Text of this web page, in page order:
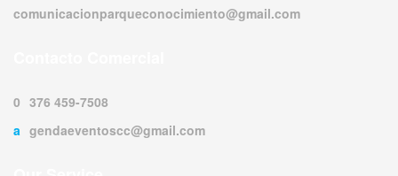
comunicacionparqueconocimiento@gmail.com
0376 459-7508
agendaeventoscc@gmail.com